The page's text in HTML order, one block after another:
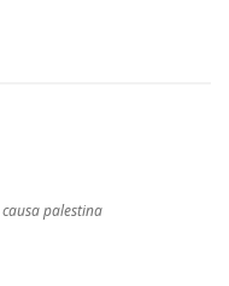
palestina